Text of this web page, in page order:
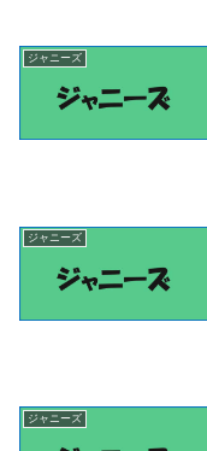
ジャニーズ
ジャニーズ
ジャニーズ